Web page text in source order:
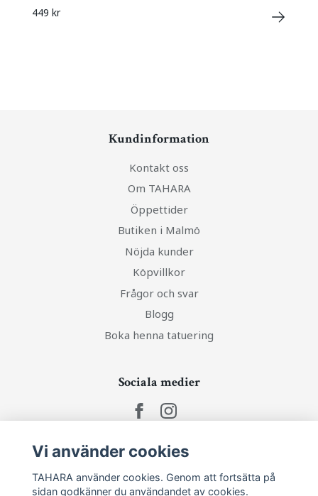
449 kr
Kundinformation
Kontakt oss
Om TAHARA
Öppettider
Butiken i Malmö
Nöjda kunder
Köpvillkor
Frågor och svar
Blogg
Boka henna tatuering
Sociala medier
Vi använder cookies
TAHARA använder cookies. Genom att fortsätta på
sidan godkänner du användandet av cookies.